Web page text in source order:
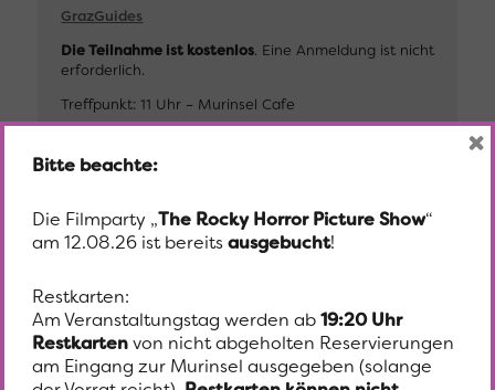
GrazGuides
Die Teilnahme ist kostenlos. Eine Anmeldung ist nicht
erforderlich.
Treffpunkt: 11 Uhr – Murinsel Cafe
unter:
18. August 2018
Bitte beachte:
Die Filmparty „The Rocky Horror Picture Show“
am 12.08.26 ist bereitsausgebucht!
Restkarten:
Am Veranstaltungstag werden ab19:20 Uhr
Restkartenvon nicht abgeholten Reservierungen
am Eingang zur Murinsel ausgegeben (solange
×